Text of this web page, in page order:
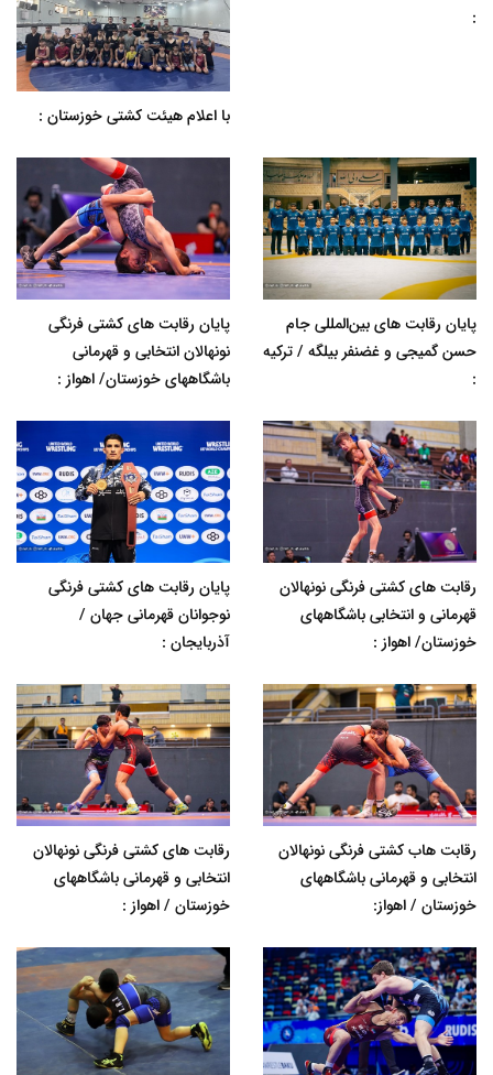
:
با اعلام هیئت کشتی خوزستان :
پایان رقابت های بین‌المللی جام
حسن گمیجی و غضنفر بیلگه / ترکیه
:
پایان رقابت های کشتی فرنگی
نونهالان انتخابی و قهرمانی
باشگاههای خوزستان/ اهواز :
رقابت های کشتی فرنگی نونهالان
قهرمانی و انتخابی باشگاههای
خوزستان/ اهواز :
پایان رقابت های کشتی فرنگی
نوجوانان قهرمانی جهان /
آذربایجان :
رقابت هاب کشتی فرنگی نونهالان
انتخابی و قهرمانی باشگاههای
خوزستان / اهواز:
رقابت های کشتی فرنگی نونهالان
انتخابی و قهرمانی باشگاههای
خوزستان / اهواز :